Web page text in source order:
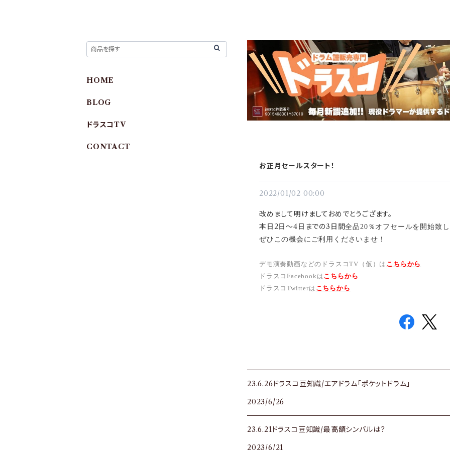
お正月セールスタート！
2022/01/02 00:00
改めまして明けましておめでとうござます。
本日2日～4日までの3日間全品20％オフセールを開始致
ぜひこの機会にご利用くださいませ！
デモ演奏動画などのドラスコTV（仮）は こちらから
ドラスコFacebookはこちらから
ドラスコTwitterは こちらから
23.6.26ドラスコ豆知識/エアドラム「ポケットドラム」
2023/6/26
23.6.21ドラスコ豆知識/最高額シンバルは？
2023/6/21
HOME
BLOG
ドラスコTV
CONTACT